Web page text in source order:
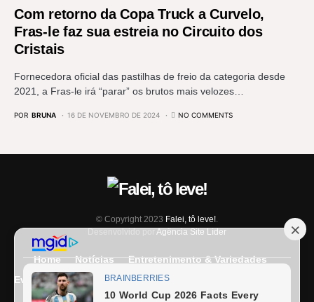
Com retorno da Copa Truck a Curvelo,
Fras-le faz sua estreia no Circuito dos
Cristais
Fornecedora oficial das pastilhas de freio da categoria desde
2021, a Fras-le irá “parar” os brutos mais velozes…
POR BRUNA 16 DE NOVEMBRO DE 2024 NO COMMENTS
© Copyright 2023 Falei, tô leve!
Desenvolvido porAgência Site Líder
Home Notícias
Entretenimento & Variedades
Eventos
Entrevista Últimas Notícias
Expediente
Fale Conosco Termos e condições